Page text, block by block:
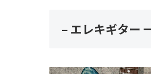
– エレキギター